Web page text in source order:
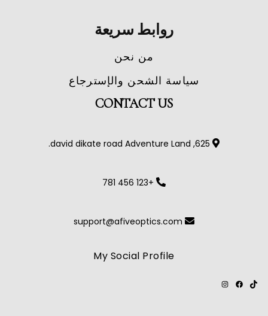
روابط سريعة
من نحن
سياسة الشحن والإسترجاع
CONTACT US
625, david dikate road Adventure Land.
+123 456 781
support@afiveoptics.com
My Social Profile